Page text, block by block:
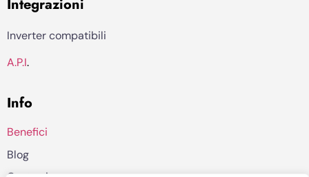
Integrazioni
Inverter compatibili
A.P.I.
Info
Benefici
Blog